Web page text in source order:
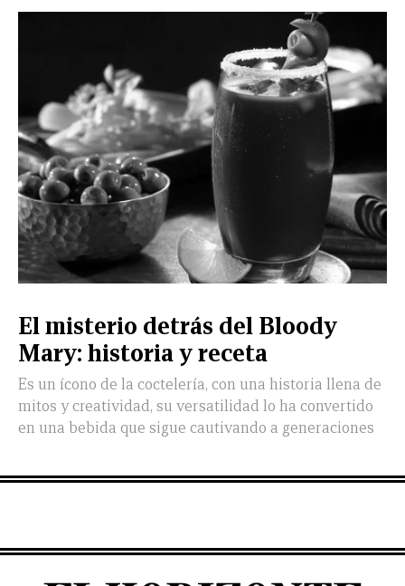
El misterio detrás del Bloody
Mary: historia y receta
Es un ícono de la coctelería, con una historia llena de
mitos y creatividad, su versatilidad lo ha convertido
en una bebida que sigue cautivando a generaciones